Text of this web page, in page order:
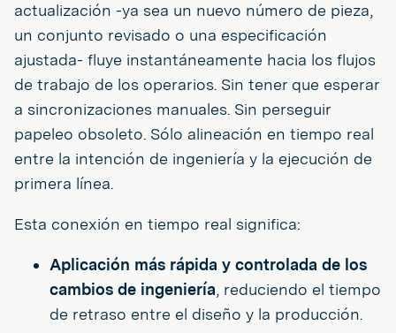
actualización -ya sea un nuevo número de pieza,
un conjunto revisado o una especificación
ajustada- fluye instantáneamente hacia los flujos
de trabajo de los operarios. Sin tener que esperar
a sincronizaciones manuales. Sin perseguir
papeleo obsoleto. Sólo alineación en tiempo real
entre la intención de ingeniería y la ejecución de
primera línea.
Esta conexión en tiempo real significa:
Aplicación más rápida y controlada de los
cambios de ingeniería, reduciendo el tiempo
de retraso entre el diseño y la producción.